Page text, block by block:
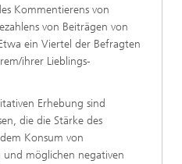
Kommentierens von
von Beiträgen von
ein Viertel der Befragten
ihrer Lieblings-
Erhebung sind
die die Stärke des
Konsum von
möglichen negativen